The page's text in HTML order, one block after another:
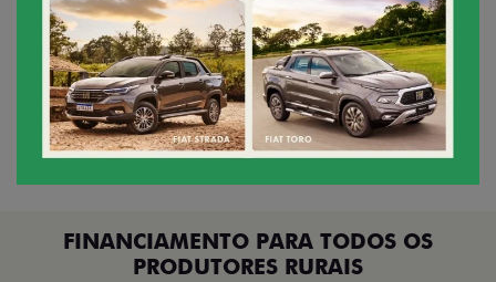
FINANCIAMENTO PARA TODOS OS
PRODUTORES RURAIS